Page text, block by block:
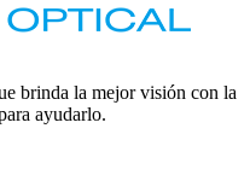
brinda la mejor visión con la
ayudarlo.